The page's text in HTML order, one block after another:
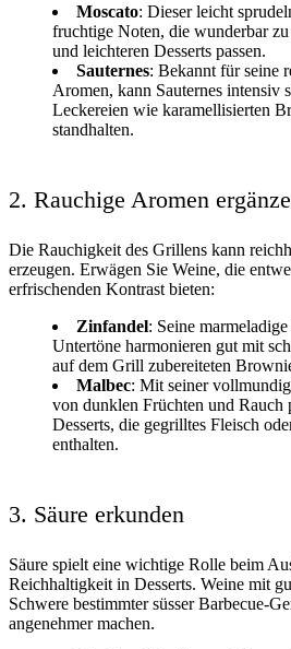
Moscato: Dieser leicht
fruchtige Noten, die wunderbar
und leichteren Desserts passen.
Sauternes: Bekannt für seine
Aromen, kann Sauternes intensiv
Leckereien wie karamellisierten
standhalten.
2. Rauchige Aromen
Die Rauchigkeit des Grillens kann
erzeugen. Erwägen Sie Weine, die
erfrischenden Kontrast bieten:
Zinfandel: Seine
Untertöne harmonieren gut mit
auf dem Grill zubereiteten
Malbec: Mit seiner
von dunklen Früchten und Rauch
Desserts, die gegrilltes Fleisch
enthalten.
3. Säure erkunden
Säure spielt eine wichtige Rolle beim
Reichhaltigkeit in Desserts. Weine mit
Schwere bestimmter süsser Barbecue-
angenehmer machen.